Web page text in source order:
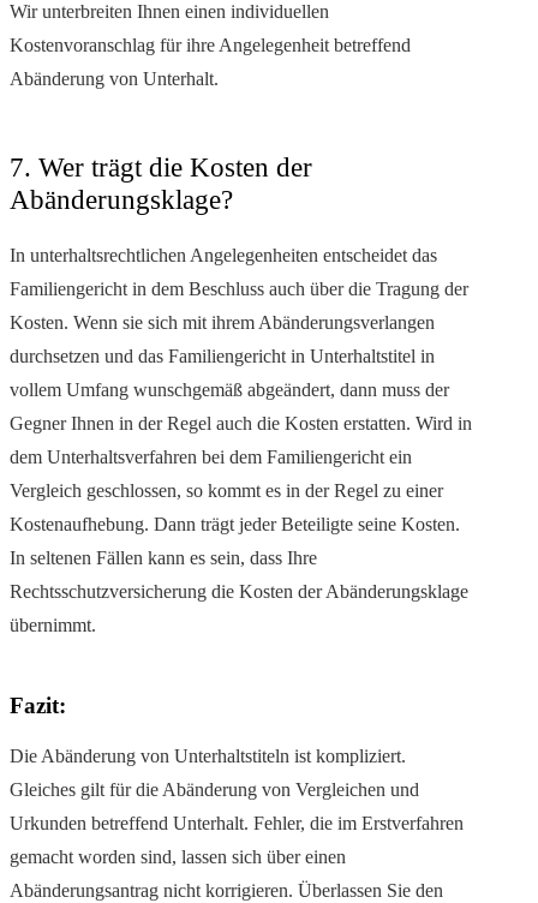
Wir unterbreiten Ihnen einen individuellen
Kostenvoranschlag für ihre Angelegenheit betreffend
Abänderung von Unterhalt.
7. Wer trägt die Kosten der
Abänderungsklage?
In unterhaltsrechtlichen Angelegenheiten entscheidet das
Familiengericht in dem Beschluss auch über die Tragung der
Kosten. Wenn sie sich mit ihrem Abänderungsverlangen
durchsetzen und das Familiengericht in Unterhaltstitel in
vollem Umfang wunschgemäß abgeändert, dann muss der
Gegner Ihnen in der Regel auch die Kosten erstatten. Wird in
dem Unterhaltsverfahren bei dem Familiengericht ein
Vergleich geschlossen, so kommt es in der Regel zu einer
Kostenaufhebung. Dann trägt jeder Beteiligte seine Kosten.
In seltenen Fällen kann es sein, dass Ihre
Rechtsschutzversicherung die Kosten der Abänderungsklage
übernimmt.
Fazit:
Die Abänderung von Unterhaltstiteln ist kompliziert.
Gleiches gilt für die Abänderung von Vergleichen und
Urkunden betreffend Unterhalt. Fehler, die im Erstverfahren
gemacht worden sind, lassen sich über einen
Abänderungsantrag nicht korrigieren. Überlassen Sie den